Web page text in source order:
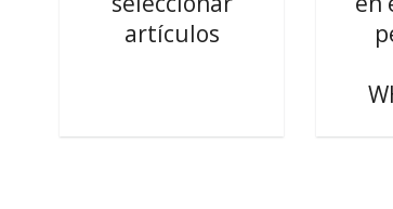
artículos